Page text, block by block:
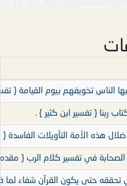
الناس تخويفهم بيوم القيامة {
ربنا { تفسير ابن كثير } .
هذه الأمة التأويلات الفاسدة
الصحابة في تفسير كلام الرب {
تحققه حتى يكون القرآن شفاء